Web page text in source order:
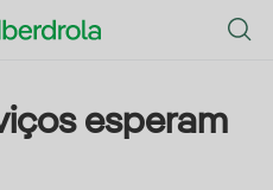
esperam